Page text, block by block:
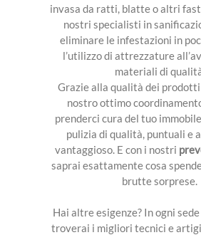
invasa da ratti, blatte o altri
nostri specialisti in
eliminare le infestazioni in
l’utilizzo di attrezzature
materiali di
Grazie alla qualità dei
nostro ottimo
prenderci cura del tuo
pulizia di qualità, puntuali e
vantaggioso. E con i nostri
saprai esattamente cosa
brutte sorprese.
Hai altre esigenze? In ogni sede
troverai i migliori tecnici e